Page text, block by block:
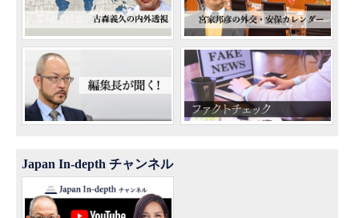
Japan In-depth チャンネル